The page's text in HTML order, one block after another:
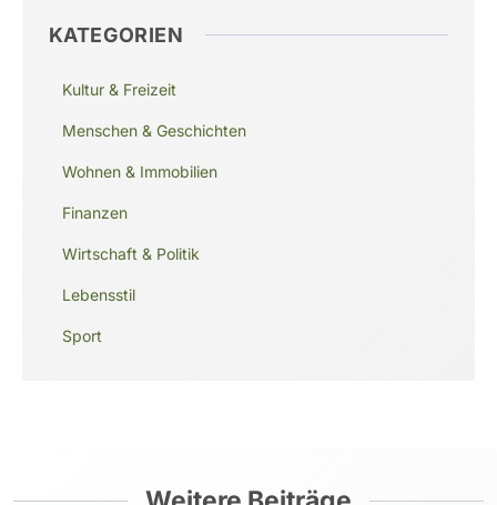
KATEGORIEN
Kultur & Freizeit
Menschen & Geschichten
Wohnen & Immobilien
Finanzen
Wirtschaft & Politik
Lebensstil
Sport